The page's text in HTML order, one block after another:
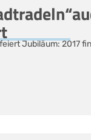
Jubiläum: 2017